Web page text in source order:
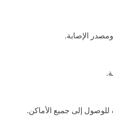
الإصابة.
إلى جميع الأماكن.